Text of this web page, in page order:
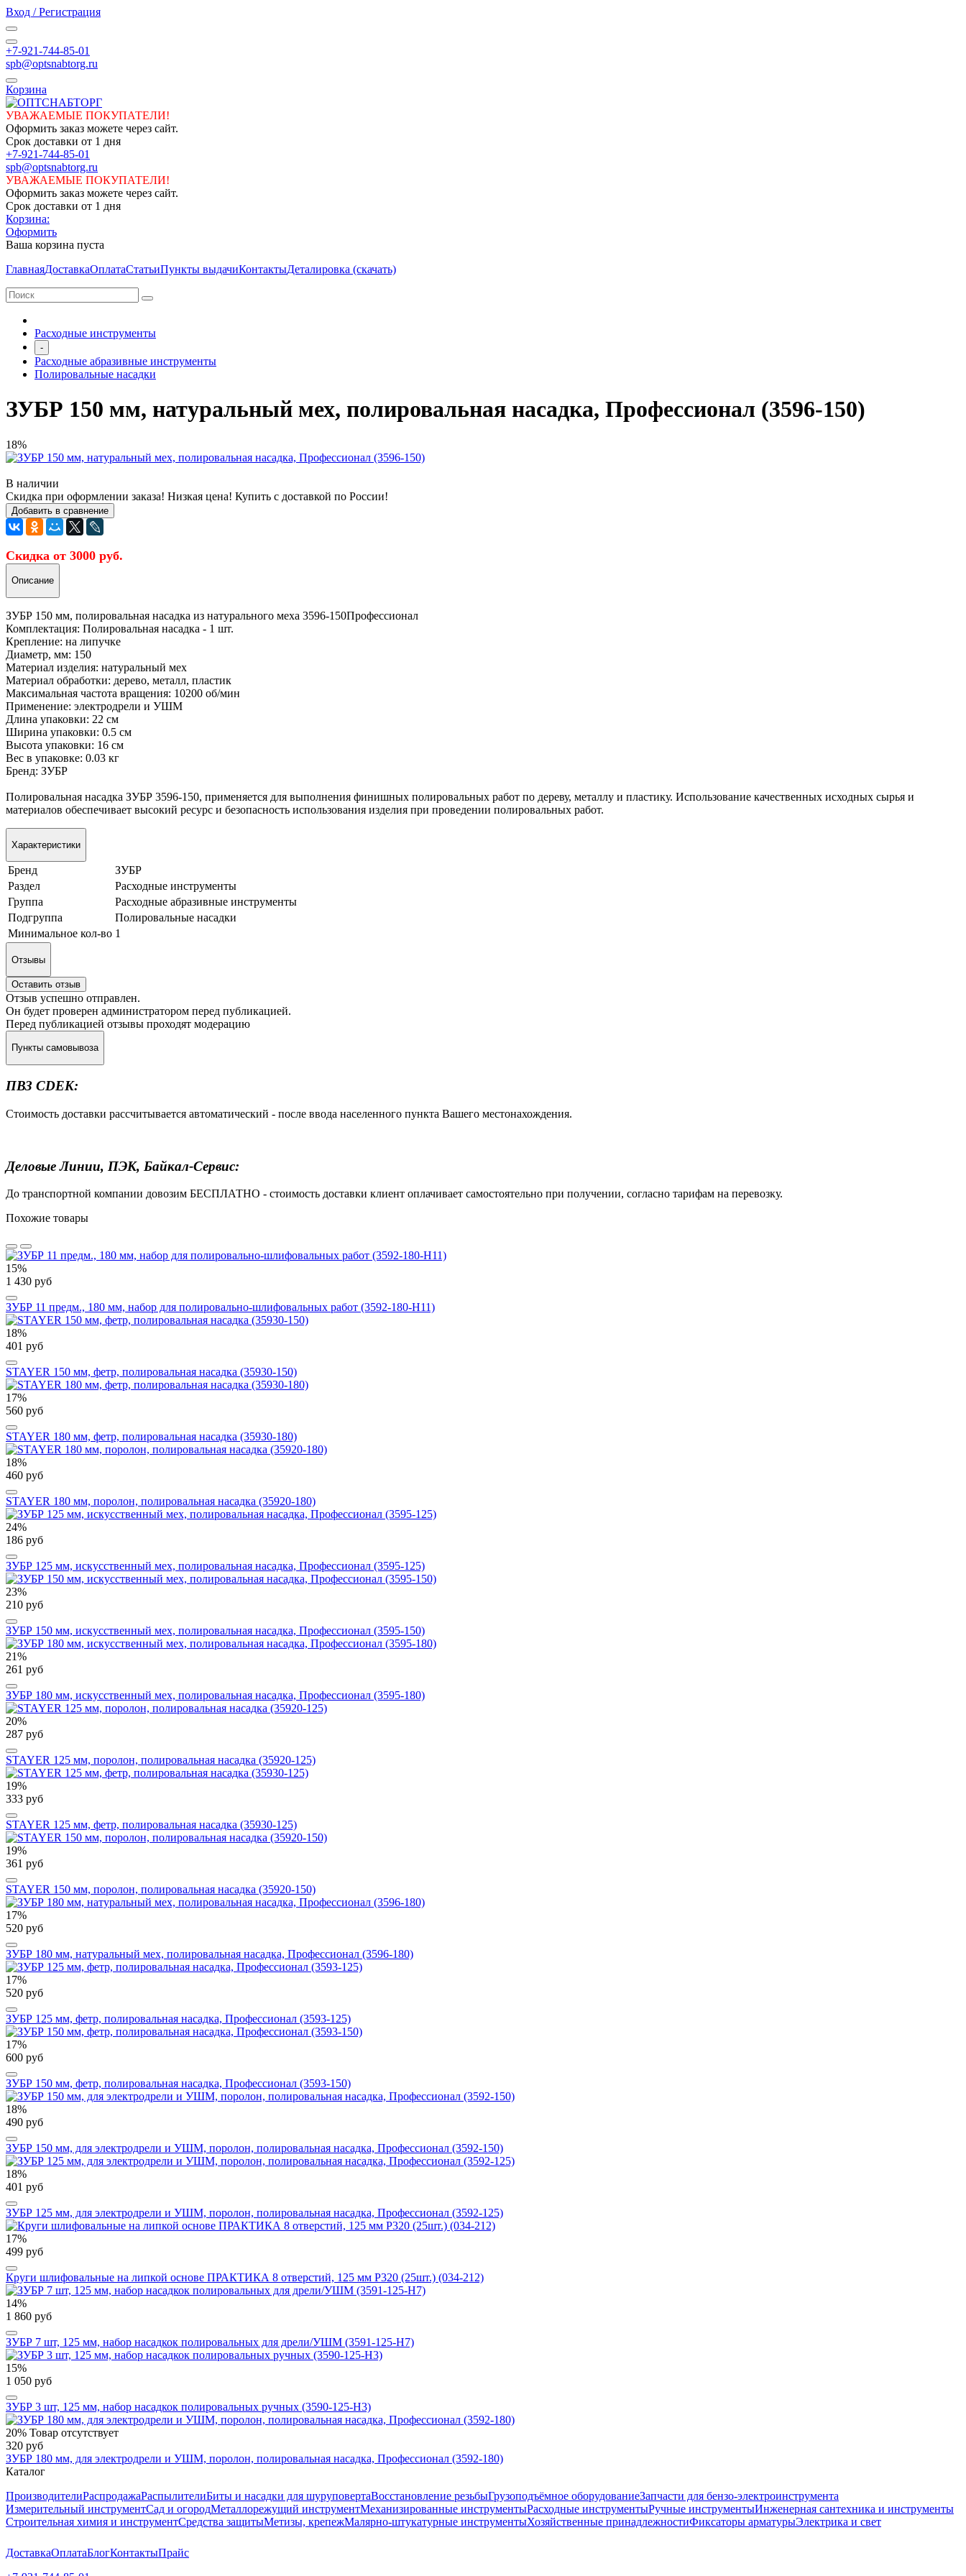
Вход / Регистрация
+7-921-744-85-01
spb@optsnabtorg.ru
Корзина
УВАЖАЕМЫЕ ПОКУПАТЕЛИ!
Оформить заказ можете через сайт.
Срок доставки от 1 дня
+7-921-744-85-01
spb@optsnabtorg.ru
УВАЖАЕМЫЕ ПОКУПАТЕЛИ!
Оформить заказ можете через сайт.
Срок доставки от 1 дня
Корзина:
Оформить
Ваша корзина пуста
ГлавнаяДоставкаОплатаСтатьиПункты выдачиКонтактыДеталировка (скачать)
Расходные инструменты
-
Расходные абразивные инструменты
Полировальные насадки
ЗУБР 150 мм, натуральный мех, полировальная насадка, Профессионал (3596-150)
18%
В наличии
Скидка при оформлении заказа! Низкая цена! Купить с доставкой по России!
Добавить в сравнение
Скидка от 3000 руб.
Описание
ЗУБР 150 мм, полировальная насадка из натурального меха 3596-150Профессионал
Комплектация: Полировальная насадка - 1 шт.
Крепление: на липучке
Диаметр, мм: 150
Материал изделия: натуральный мех
Материал обработки: дерево, металл, пластик
Максимальная частота вращения: 10200 об/мин
Применение: электродрели и УШМ
Длина упаковки: 22 см
Ширина упаковки: 0.5 см
Высота упаковки: 16 см
Вес в упаковке: 0.03 кг
Бренд: ЗУБР
Полировальная насадка ЗУБР 3596-150, применяется для выполнения финишных полировальных работ по дереву, металлу и пластику. Использование качественных исходных сырья и
материалов обеспечивает высокий ресурс и безопасность использования изделия при проведении полировальных работ.
Характеристики
Бренд
ЗУБР
Раздел
Расходные инструменты
Группа
Расходные абразивные инструменты
Подгруппа
Полировальные насадки
Минимальное кол-во 1
Отзывы
Оставить отзыв
Отзыв успешно отправлен.
Он будет проверен администратором перед публикацией.
Перед публикацией отзывы проходят модерацию
Пункты самовывоза
ПВЗ CDEK:
Стоимость доставки рассчитывается автоматический - после ввода населенного пункта Вашего местонахождения.
Деловые Линии, ПЭК, Байкал-Сервис:
До транспортной компании довозим БЕСПЛАТНО - стоимость доставки клиент оплачивает самостоятельно при получении, согласно тарифам на перевозку.
Похожие товары
15%
1 430 руб
ЗУБР 11 предм., 180 мм, набор для полировально-шлифовальных работ (3592-180-H11)
18%
401 руб
STAYER 150 мм, фетр, полировальная насадка (35930-150)
17%
560 руб
STAYER 180 мм, фетр, полировальная насадка (35930-180)
18%
460 руб
STAYER 180 мм, поролон, полировальная насадка (35920-180)
24%
186 руб
ЗУБР 125 мм, искусственный мех, полировальная насадка, Профессионал (3595-125)
23%
210 руб
ЗУБР 150 мм, искусственный мех, полировальная насадка, Профессионал (3595-150)
21%
261 руб
ЗУБР 180 мм, искусственный мех, полировальная насадка, Профессионал (3595-180)
20%
287 руб
STAYER 125 мм, поролон, полировальная насадка (35920-125)
19%
333 руб
STAYER 125 мм, фетр, полировальная насадка (35930-125)
19%
361 руб
STAYER 150 мм, поролон, полировальная насадка (35920-150)
17%
520 руб
ЗУБР 180 мм, натуральный мех, полировальная насадка, Профессионал (3596-180)
17%
520 руб
ЗУБР 125 мм, фетр, полировальная насадка, Профессионал (3593-125)
17%
600 руб
ЗУБР 150 мм, фетр, полировальная насадка, Профессионал (3593-150)
18%
490 руб
ЗУБР 150 мм, для электродрели и УШМ, поролон, полировальная насадка, Профессионал (3592-150)
18%
401 руб
ЗУБР 125 мм, для электродрели и УШМ, поролон, полировальная насадка, Профессионал (3592-125)
17%
499 руб
Круги шлифовальные на липкой основе ПРАКТИКА 8 отверстий, 125 мм P320 (25шт.) (034-212)
14%
1 860 руб
ЗУБР 7 шт, 125 мм, набор насадкок полировальных для дрели/УШМ (3591-125-H7)
15%
1 050 руб
ЗУБР 3 шт, 125 мм, набор насадкок полировальных ручных (3590-125-H3)
20% Товар отсутствует
320 руб
ЗУБР 180 мм, для электродрели и УШМ, поролон, полировальная насадка, Профессионал (3592-180)
Каталог
ПроизводителиРаспродажаРаспылителиБиты и насадки для шуруповертаВосстановление резьбыГрузоподъёмное оборудованиеЗапчасти для бензо-электроинструмента
Измерительный инструментСад и огородМеталлорежущий инструментМеханизированные инструментыРасходные инструментыРучные инструментыИнженерная сантехника и инструменты
Строительная химия и инструментСредства защитыМетизы, крепежМалярно-штукатурные инструментыХозяйственные принадлежностиФиксаторы арматурыЭлектрика и свет
ДоставкаОплатаБлогКонтактыПрайс